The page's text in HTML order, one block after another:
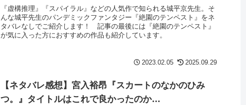
『虚構推理』『スパイラル』などの人気作で知られる城平京先生。そ
んな城平先生のパンデミックファンタジー『絶園のテンペスト』をネ
タバレなしでご紹介します！ 記事の最後には『絶園のテンペスト』
が気に入った方におすすめの作品も紹介しています。
2023.02.05 2025.09.29
【ネタバレ感想】宮入裕昂『スカートのなかのひみ
つ。』タイトルはこれで良かったのか…